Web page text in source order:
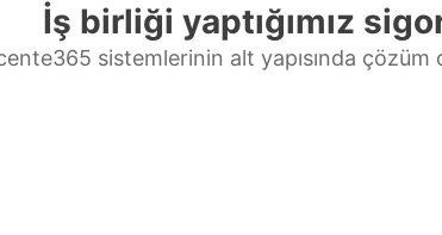
İş birliği yaptığımız
sistemlerinin alt yapısında